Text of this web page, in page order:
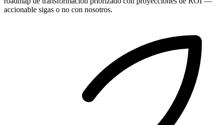
accionable sigas o no con nosotros.